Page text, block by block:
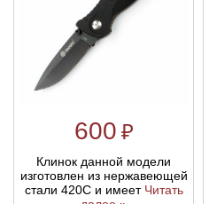
600 ₽
Клинок данной модели
изготовлен из нержавеющей
стали 420С и имеет Читать